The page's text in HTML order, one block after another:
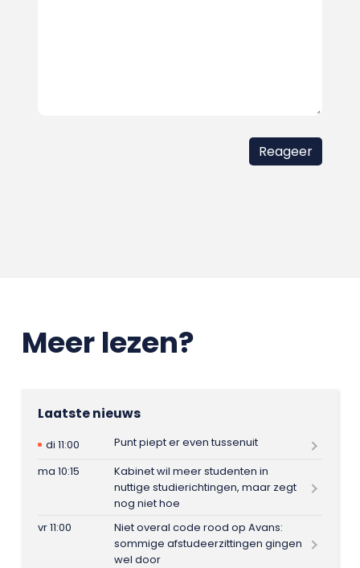
Meer lezen?
Laatste nieuws
di 11:00
Punt piept er even tussenuit
ma 10:15
Kabinet wil meer studenten in
nuttige studierichtingen, maar zegt
nog niet hoe
vr 11:00
Niet overal code rood op Avans:
sommige afstudeerzittingen gingen
wel door